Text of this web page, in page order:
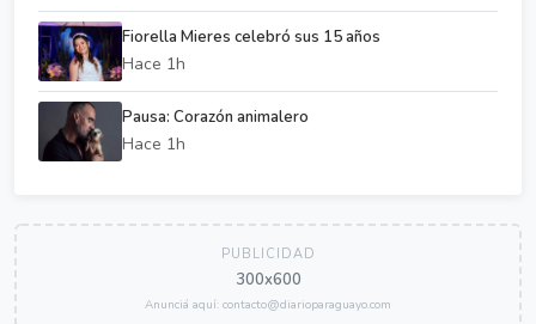
Fiorella Mieres celebró sus 15 años
Hace 1h
Pausa: Corazón animalero
Hace 1h
PUBLICIDAD
300x600
Anunciá aquí: contacto@diarioparaguayo.com